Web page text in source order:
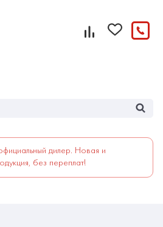
дилер. Новая и
без переплат!